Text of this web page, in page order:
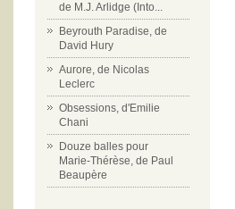
de M.J. Arlidge (Into...
Beyrouth Paradise, de
David Hury
Aurore, de Nicolas
Leclerc
Obsessions, d'Emilie
Chani
Douze balles pour
Marie-Thérèse, de Paul
Beaupère